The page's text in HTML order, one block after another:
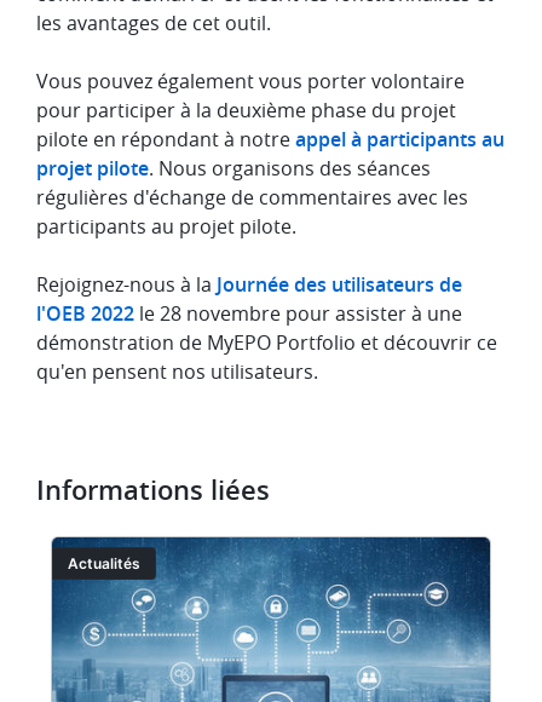
les avantages de cet outil.
Vous pouvez également vous porter volontaire
pour participer à la deuxième phase du projet
pilote en répondant à notreappel à participants au
projet pilote. Nous organisons des séances
régulières d'échange de commentaires avec les
participants au projet pilote.
Rejoignez-nous à la Journée des utilisateurs de
l'OEB 2022 le 28 novembre pour assister à une
démonstration de MyEPO Portfolio et découvrir ce
qu'en pensent nos utilisateurs.
Informations liées
Image
Actualités